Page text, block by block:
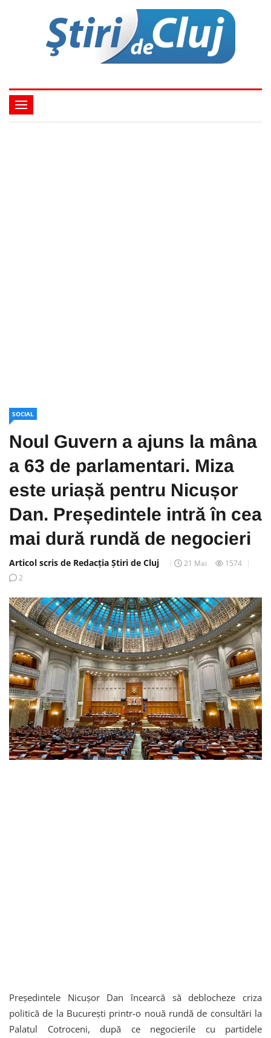
SOCIAL
Noul Guvern a ajuns la mâna
a 63 de parlamentari. Miza
este uriașă pentru Nicușor
Dan. Președintele intră în cea
mai dură rundă de negocieri
Articol scris de Redacția Știri de Cluj 21 Mai
1574
2
Președintele Nicușor Dan încearcă să deblocheze criza
politică de la București printr-o nouă rundă de consultări la
Palatul Cotroceni, după ce negocierile cu partidele